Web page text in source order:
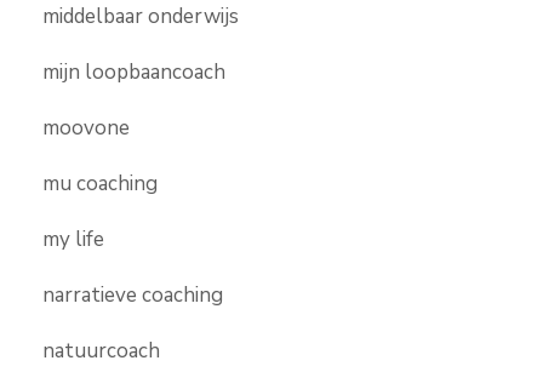
middelbaar onderwijs
mijn loopbaancoach
moovone
mu coaching
my life
narratieve coaching
natuurcoach